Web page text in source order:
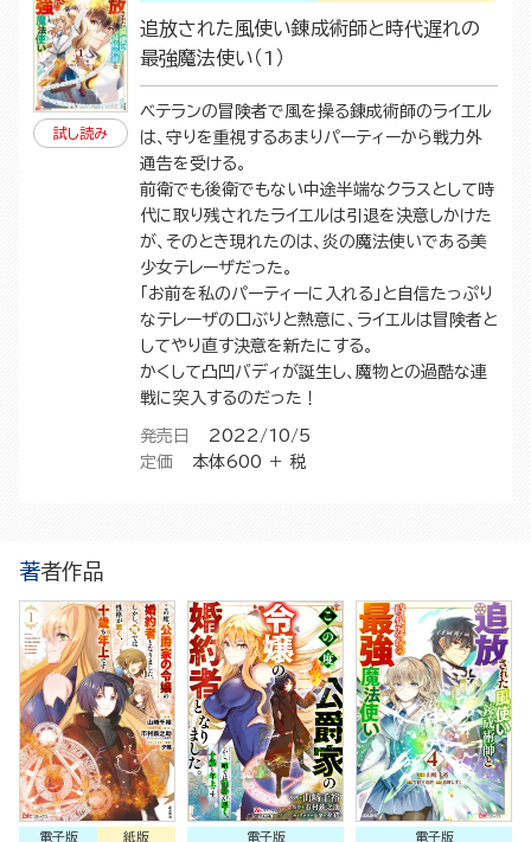
試し読み
追放された風使い錬成術師と時代遅れの
最強魔法使い（1）
ベテランの冒険者で風を操る錬成術師のライエル
は、守りを重視するあまりパーティーから戦力外
通告を受ける。
前衛でも後衛でもない中途半端なクラスとして時
代に取り残されたライエルは引退を決意しかけた
が、そのとき現れたのは、炎の魔法使いである美
少女テレーザだった。
「お前を私のパーティーに入れる」と自信たっぷり
なテレーザの口ぶりと熱意に、ライエルは冒険者と
してやり直す決意を新たにする。
かくして凸凹バディが誕生し、魔物との過酷な連
戦に突入するのだった！
発売日
2022/10/5
定価
本体600 ＋ 税
著者作品
紙版
電子版 電子版 電子版